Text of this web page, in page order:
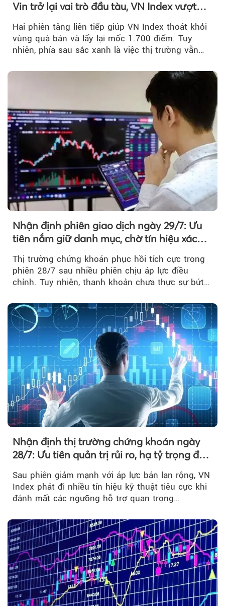
Vin trở lại vai trò đầu tàu, VN Index vượt
Hai phiên tăng liên tiếp giúp VN Index thoát khỏi
vùng quá bán và lấy lại mốc 1.700 điểm. Tuy
nhiên, phía sau sắc xanh là việc thị trường vẫn
tiền vẫn chưa thực sự trở lại.
Nhận định phiên giao dịch ngày 29/7: Ưu
tiên nắm giữ danh mục, chờ tín hiệu xác
Thị trường chứng khoán phục hồi tích cực trong
phiên 28/7 sau nhiều phiên chịu áp lực điều
chỉnh. Tuy nhiên, thanh khoản chưa thực sự bứt
Nhận định thị trường chứng khoán ngày
28/7: Ưu tiên quản trị rủi ro, hạ tỷ trọng đòn
Sau phiên giảm mạnh với áp lực bán lan rộng, VN
Index phát đi nhiều tín hiệu kỹ thuật tiêu cực khi
đánh mất các ngưỡng hỗ trợ quan trọng…